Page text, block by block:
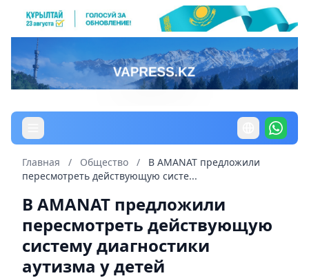
Главная / Общество /
В AMANAT предложили
пересмотреть действующую систе...
В AMANAT предложили
пересмотреть действующую
систему диагностики
аутизма у детей